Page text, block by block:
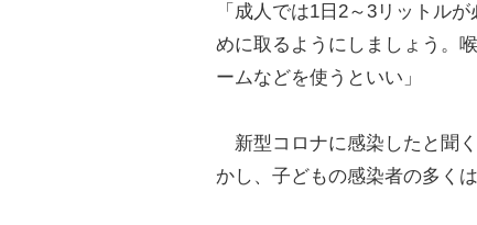
「成人では1日2～3リットル
めに取るようにしましょう。
ームなどを使うといい」
新型コロナに感染したと聞
かし、子どもの感染者の多くは